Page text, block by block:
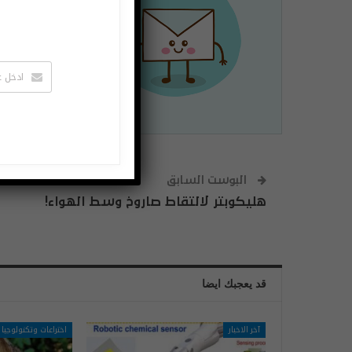
لتصلك
يمكنك
البوست السابق
هليكوبتر لالتقاط صاروخ وسط الهواء!
قد يعجبك ايضا
آخر الاخبار اختراعات وتكنولوجيا